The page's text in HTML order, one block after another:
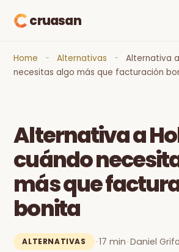
cruasan
Home - Alternativas -
Alternativa
necesitas algo más que facturación
Alternativa a
cuándo
más que
bonita
ALTERNATIVAS ·17 min ·Daniel